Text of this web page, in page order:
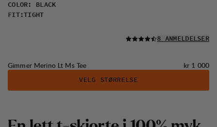
COLOR :
BLACK
FIT:TIGHT
LES ALLE
8 ANMELDELSER
Gimmer Merino Lt Ms Tee Pris:
kr 1 000
VELG STØRRELSE